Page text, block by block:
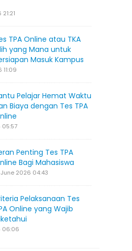
TPA Online atau TKA
yang Mana untuk
Masuk Kampus
Pelajar Hemat Waktu
Biaya dengan Tes TPA
05:57
Penting Tes TPA
Bagi Mahasiswa
June 2026 04:43
Pelaksanaan Tes
Online yang Wajib
06:06